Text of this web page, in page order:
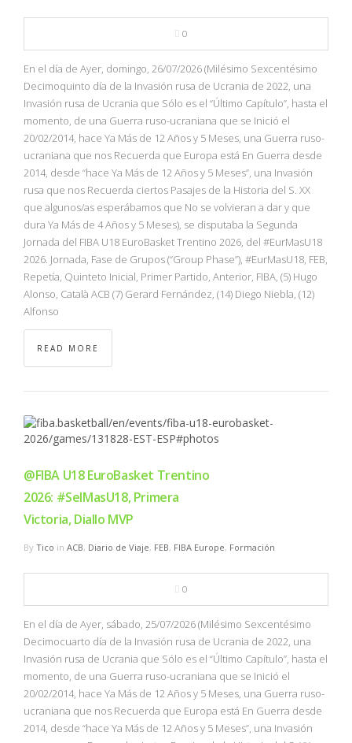
0
En el día de Ayer, domingo, 26/07/2026 (Milésimo Sexcentésimo
Decimoquinto día de la Invasión rusa de Ucrania de 2022, una
Invasión rusa de Ucrania que Sólo es el “Último Capítulo”, hasta el
momento, de una Guerra ruso-ucraniana que se Inició el
20/02/2014, hace Ya Más de 12 Años y 5 Meses, una Guerra ruso-
ucraniana que nos Recuerda que Europa está En Guerra desde
2014, desde “hace Ya Más de 12 Años y 5 Meses”, una Invasión
rusa que nos Recuerda ciertos Pasajes de la Historia del S. XX
que algunos/as esperábamos que No se volvieran a dar y que
dura Ya Más de 4 Años y 5 Meses), se disputaba la Segunda
Jornada del FIBA U18 EuroBasket Trentino 2026, del #EurMasU18
2026. Jornada, Fase de Grupos (“Group Phase”), #EurMasU18, FEB,
Repetía, Quinteto Inicial, Primer Partido, Anterior, FIBA, (5) Hugo
Alonso, Català ACB (7) Gerard Fernández, (14) Diego Niebla, (12)
Alfonso
READ MORE
@FIBA U18 EuroBasket Trentino
2026: #SelMasU18, Primera
Victoria, Diallo MVP
By Tico in ACB, Diario de Viaje, FEB, FIBA Europe, Formación
0
En el día de Ayer, sábado, 25/07/2026 (Milésimo Sexcentésimo
Decimocuarto día de la Invasión rusa de Ucrania de 2022, una
Invasión rusa de Ucrania que Sólo es el “Último Capítulo”, hasta el
momento, de una Guerra ruso-ucraniana que se Inició el
20/02/2014, hace Ya Más de 12 Años y 5 Meses, una Guerra ruso-
ucraniana que nos Recuerda que Europa está En Guerra desde
2014, desde “hace Ya Más de 12 Años y 5 Meses”, una Invasión